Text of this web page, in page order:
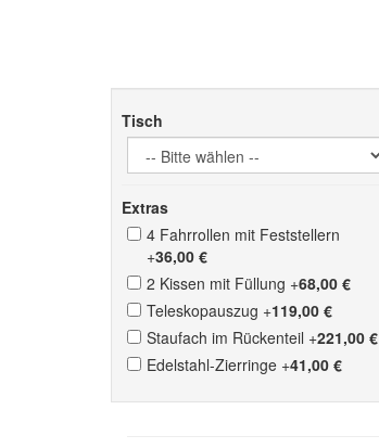
Tisch
Extras
4 Fahrrollen mit Feststellern
+36,00 €
2 Kissen mit Füllung +68,00 €
Teleskopauszug +119,00 €
Staufach im Rückenteil +221,00 €
Edelstahl-Zierringe +41,00 €